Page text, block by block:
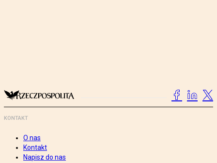
KONTAKT
O nas
Kontakt
Napisz do nas